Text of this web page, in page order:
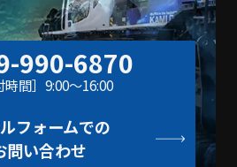
990-6870
時間］9:00〜16:00
フォームでの
問い合わせ